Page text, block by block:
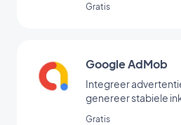
Gratis
Google AdMob
Integreer
genereer stabiele
Gratis